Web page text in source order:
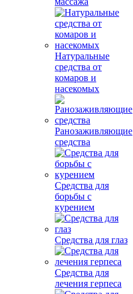
Натуральные
средства от
комаров и
насекомых
Ранозаживляющие
средства
Средства для
борьбы с
курением
Средства для глаз
Средства для
лечения герпеса